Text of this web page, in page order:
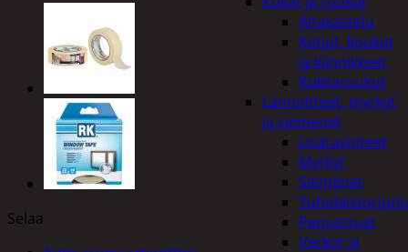
Altakastelu
Ketjut, koukut
ja kiinnikkeet
Kukkaruukut
Lannoitteet, myrkyt
ja siemenet
Lisäravinteet
Myrkyt
Siemenet
Pensastuet
Verkot ja
Selaa